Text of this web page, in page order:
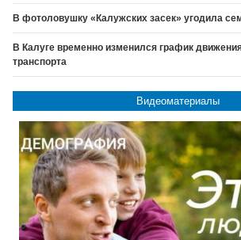
В фотоловушку «Калужских засек» угодила
В Калуге временно изменился график
транспорта
Видеоматериалы